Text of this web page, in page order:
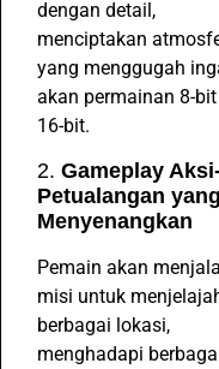
dengan detail,
menciptakan
yang menggugah
akan permainan 8-
16-bit.
2. Gameplay
Petualangan yang
Menyenangkan
Pemain akan
misi untuk
berbagai lokasi,
menghadapi